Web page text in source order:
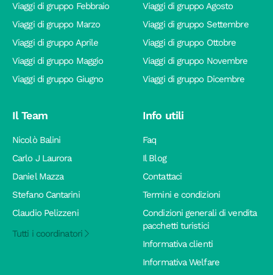
Viaggi di gruppo Febbraio
Viaggi di gruppo Marzo
Viaggi di gruppo Aprile
Viaggi di gruppo Maggio
Viaggi di gruppo Giugno
Viaggi di gruppo Agosto
Viaggi di gruppo Settembre
Viaggi di gruppo Ottobre
Viaggi di gruppo Novembre
Viaggi di gruppo Dicembre
Il Team
Nicolò Balini
Carlo J Laurora
Daniel Mazza
Stefano Cantarini
Claudio Pelizzeni
Tutti i coordinatori
Info utili
Faq
Il Blog
Contattaci
Termini e condizioni
Condizioni generali di vendita
pacchetti turistici
Informativa clienti
Informativa Welfare